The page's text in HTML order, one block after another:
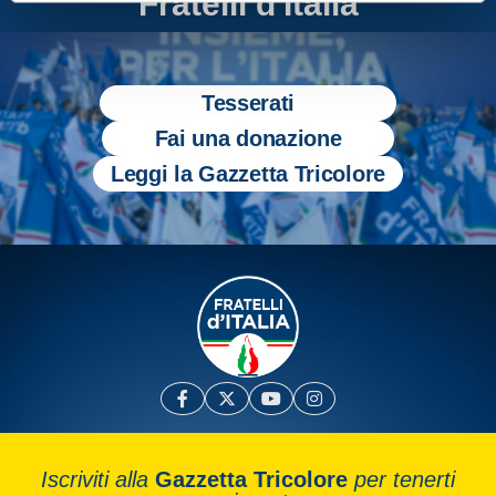
Tesserati
Fai una donazione
Leggi la Gazzetta Tricolore
Iscriviti alla Gazzetta Tricolore per tenerti